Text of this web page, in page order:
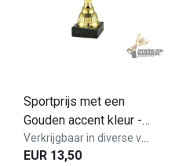
Sportprijs met een
Gouden accent kleur -
MT.142
EUR 13,50